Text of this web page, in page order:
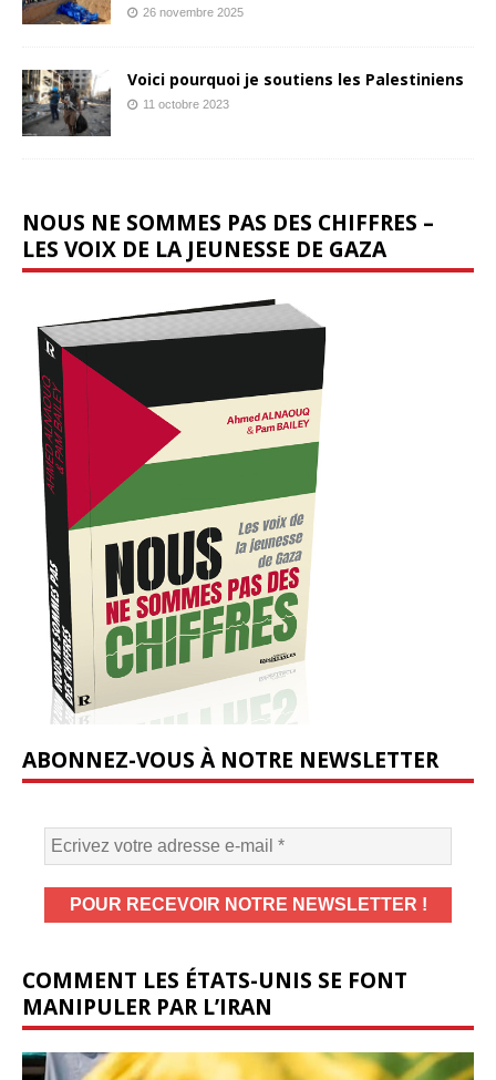
26 novembre 2025
Voici pourquoi je soutiens les Palestiniens
11 octobre 2023
NOUS NE SOMMES PAS DES CHIFFRES –
LES VOIX DE LA JEUNESSE DE GAZA
ABONNEZ-VOUS À NOTRE NEWSLETTER
COMMENT LES ÉTATS-UNIS SE FONT
MANIPULER PAR L’IRAN